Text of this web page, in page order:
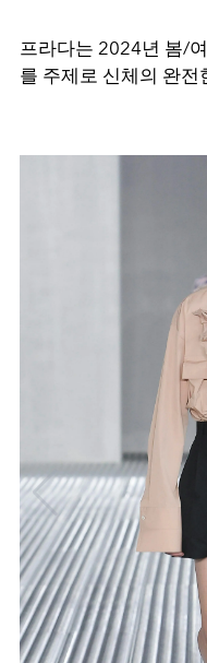
프라다는 2024년 봄/
를 주제로 신체의 완전